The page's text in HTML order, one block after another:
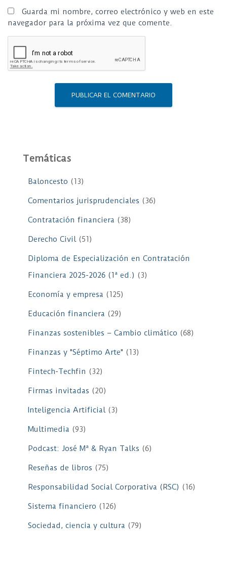
Guarda mi nombre, correo electrónico y web en este
navegador para la próxima vez que comente.
Temáticas
Baloncesto (13)
Comentarios jurisprudenciales (36)
Contratación financiera (38)
Derecho Civil(51)
Diploma de Especialización en Contratación
Financiera 2025-2026 (1ª ed.) (3)
Economía y empresa (125)
Educación financiera (29)
Finanzas sostenibles – Cambio climático (68)
Finanzas y "Séptimo Arte" (13)
Fintech-Techfin (32)
Firmas invitadas (20)
Inteligencia Artificial(3)
Multimedia (93)
Podcast: José Mª & Ryan Talks (6)
Reseñas de libros (75)
Responsabilidad Social Corporativa (RSC) (16)
Sistema financiero (126)
Sociedad, ciencia y cultura (79)